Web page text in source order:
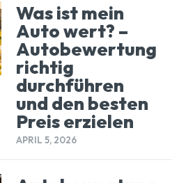
Was ist mein
Auto wert? –
Autobewertung
richtig
durchführen
und den besten
Preis erzielen
APRIL 5, 2026